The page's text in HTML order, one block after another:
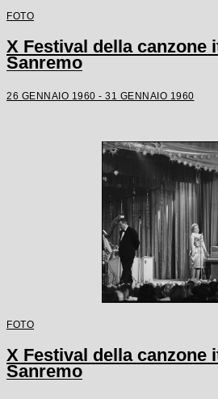
FOTO
X Festival della canzone
Sanremo
26 GENNAIO 1960 - 31 GENNAIO 1960
FOTO
X Festival della canzone
Sanremo